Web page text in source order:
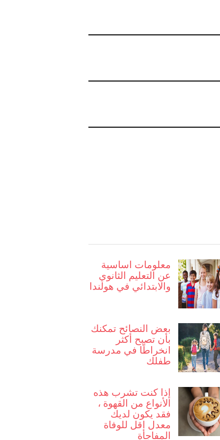
معلومات اساسية
عن التعليم الثانوي
والابتدائي في هولندا
بعض النصائح تمكنك
بأن تصبح أكثر
انخراطًا في مدرسة
طفلك
إذا كنت تشرب هذه
الأنواع من القهوة ،
فقد يكون لديك
معدل اقل للوفاة
المفاجأة